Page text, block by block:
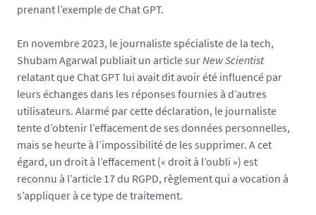
g
prenant l’exemple de Chat GPT.
En novembre 2023, le journaliste spécialiste de la tech,
Shubam Agarwal publiait un article surNew Scientist
relatant que Chat GPT lui avait dit avoir été influencé par
leurs échanges dans les réponses fournies à d’autres
utilisateurs. Alarmé par cette déclaration, le journaliste
tente d’obtenir l’effacement de ses données personnelles,
mais se heurte à l’impossibilité de les supprimer. A cet
égard, un droit à l’effacement (« droit à l’oubli ») est
reconnu à l’article 17 du RGPD, règlement qui a vocation à
s’appliquer à ce type de traitement.